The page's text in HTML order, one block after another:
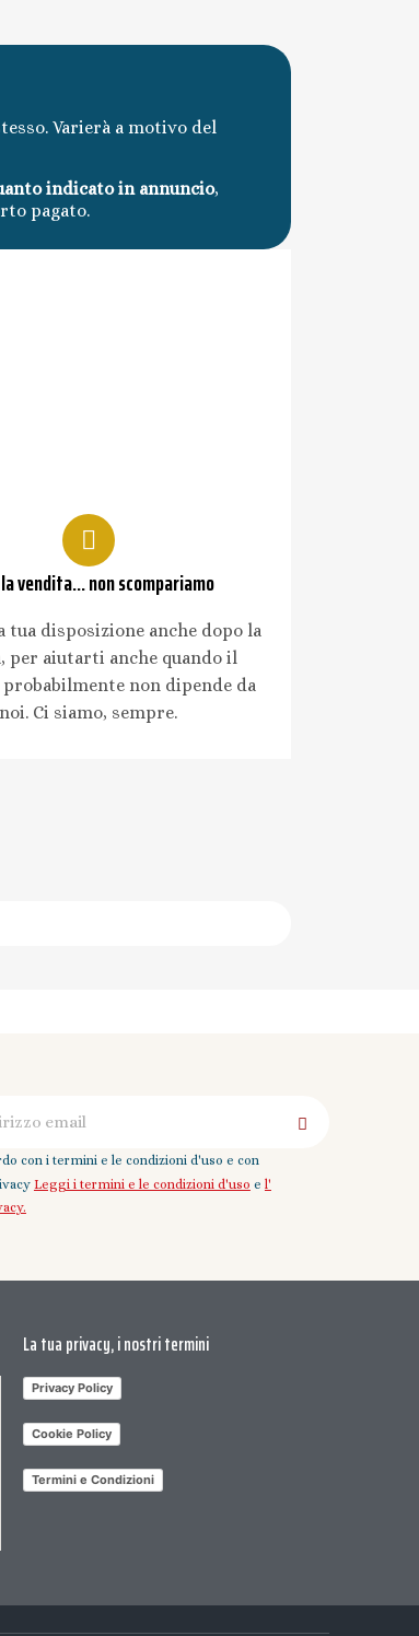
Varierà a motivo del
indicato in annuncio,
pagato.
vendita... non scompariamo
tua disposizione anche dopo la
per aiutarti anche quando il
non dipende da
noi. Ci siamo, sempre.
con i termini e le condizioni d'uso e con
Leggi i termini e le condizioni d'uso e l'
La tua privacy, i nostri termini
Privacy Policy
Cookie Policy
Termini e Condizioni